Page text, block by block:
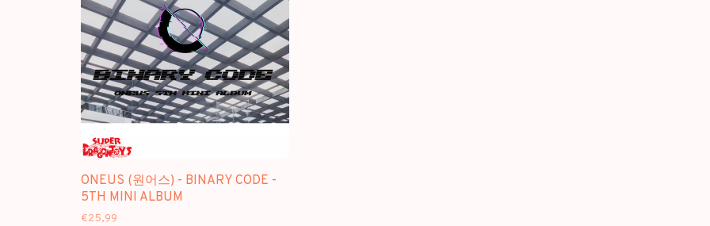
ONEUS (원어스) - BINARY CODE -
5TH MINI ALBUM
€25,99